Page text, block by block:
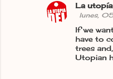
La
lunes,
If we
have to
trees
Utopian